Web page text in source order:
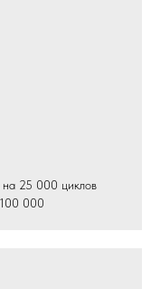
на 25 000 циклов
000